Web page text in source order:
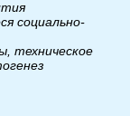
социально-
техническое